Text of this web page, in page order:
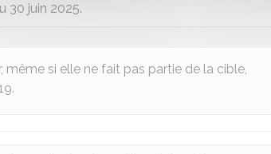
30 juin 2025.
si elle ne fait pas partie de la cible,